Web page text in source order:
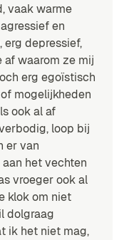
vaak warme
en
erg depressief,
waarom ze mij
erg egoïstisch
mogelijkheden
ook al af
loop bij
er van
het vechten
vroeger ook al
klok om niet
dolgraag
ik het niet mag,